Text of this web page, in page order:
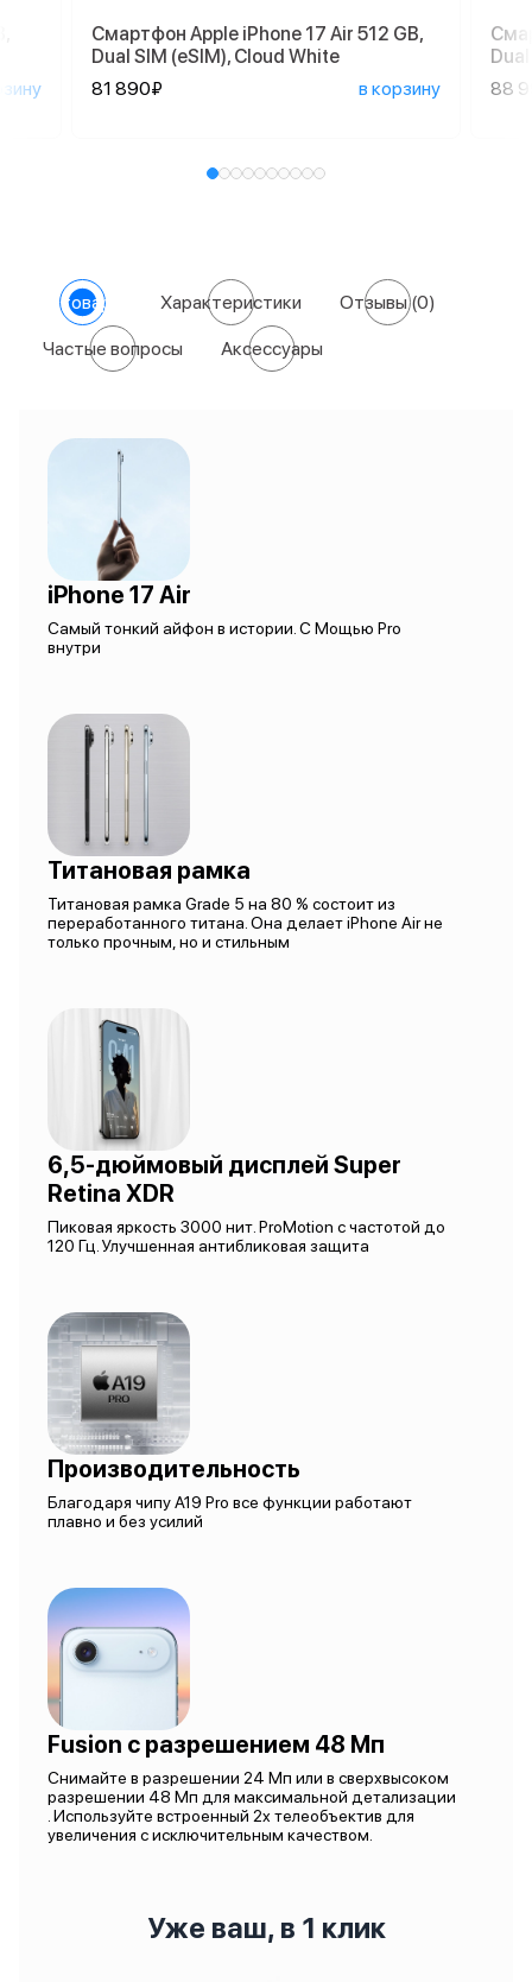
Смартфон Apple iPhone 17 Air 512 GB,
Dual SIM (eSIM), Cloud White
81 890₽
в корзину
88
О товаре Характеристики Отзывы(0)
Частые вопросы Аксессуары
iPhone 17 Air
Самый тонкий айфон в истории. С Мощью Pro
внутри
Титановая рамка
Титановая рамка Grade 5 на 80 % состоит из
переработанного титана. Она делает iPhone Air не
только прочным, но и стильным
6,5-дюймовый дисплей Super
Retina XDR
Пиковая яркость 3000 нит. ProMotion с частотой до
120 Гц. Улучшенная антибликовая защита
Производительность
Благодаря чипу A19 Pro все функции работают
плавно и без усилий
Fusion с разрешением 48 Мп
Снимайте в разрешении 24 Мп или в сверхвысоком
разрешении 48 Мп для максимальной детализации
. Используйте встроенный 2x телеобъектив для
увеличения с исключительным качеством.
Уже ваш, в 1 клик